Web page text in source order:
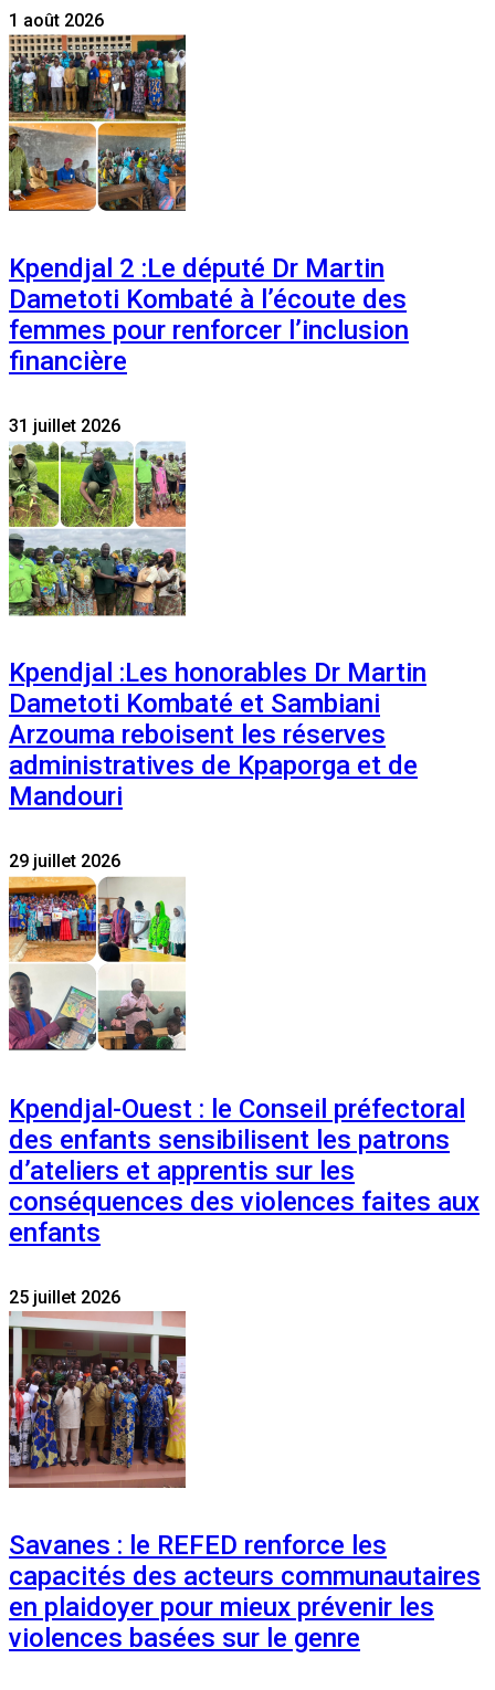
1 août 2026
Kpendjal 2 :Le député Dr Martin
Dametoti Kombaté à l’écoute des
femmes pour renforcer l’inclusion
financière
31 juillet 2026
Kpendjal :Les honorables Dr Martin
Dametoti Kombaté et Sambiani
Arzouma reboisent les réserves
administratives de Kpaporga et de
Mandouri
29 juillet 2026
Kpendjal-Ouest : le Conseil préfectoral
des enfants sensibilisent les patrons
d’ateliers et apprentis sur les
conséquences des violences faites aux
enfants
25 juillet 2026
Savanes : le REFED renforce les
capacités des acteurs communautaires
en plaidoyer pour mieux prévenir les
violences basées sur le genre